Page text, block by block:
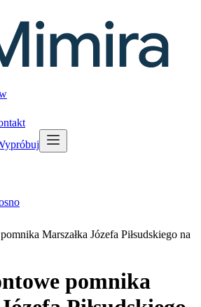
Marszałka Józefa Piłsudskiego na
pomnika